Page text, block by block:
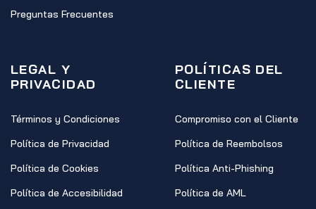
Preguntas Frecuentes
LEGAL Y
PRIVACIDAD
Términos y Condiciones
Política de Privacidad
Política de Cookies
Política de Accesibilidad
POLÍTICAS DEL
CLIENTE
Compromiso con el Cliente
Política de Reembolsos
Política Anti-Phishing
Política de AML